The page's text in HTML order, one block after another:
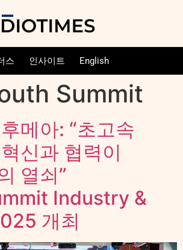
스 인사이트 English
Summit
메아: “초고속
신과 협력이
열쇠”
Industry &
개최